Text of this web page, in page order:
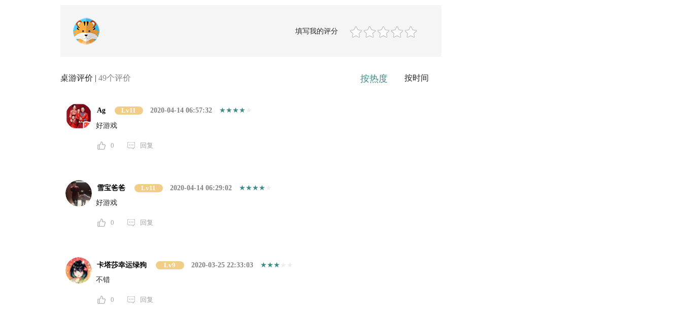
填写我的评分
桌游评价 | 49个评价 按热度 按时间
Ag Lv11
2020-04-14 06:57:32
好游戏
0 回复
雪宝爸爸 Lv11
2020-04-14 06:29:02
好游戏
0 回复
卡塔莎幸运绿狗 Lv9
2020-03-25 22:33:03
不错
0 回复